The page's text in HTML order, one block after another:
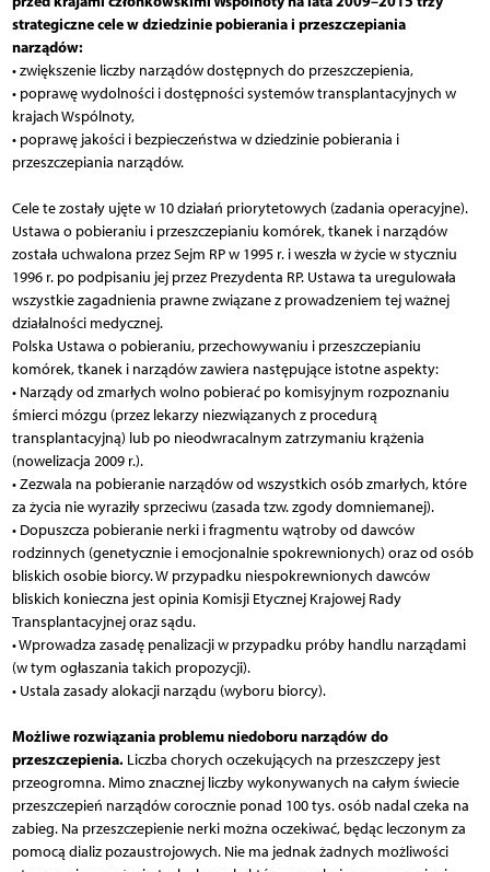
strategiczne cele w dziedzinie pobierania i przeszczepiania
narządów:
• zwiększenie liczby narządów dostępnych do przeszczepienia,
• poprawę wydolności i dostępności systemów transplantacyjnych w
krajach Wspólnoty,
• poprawę jakości i bezpieczeństwa w dziedzinie pobierania i
przeszczepiania narządów.
Cele te zostały ujęte w 10 działań priorytetowych (zadania operacyjne).
Ustawa o pobieraniu i przeszczepianiu komórek, tkanek i narządów
została uchwalona przez Sejm RP w 1995 r. i weszła w życie w styczniu
1996 r. po podpisaniu jej przez Prezydenta RP. Ustawa ta uregulowała
wszystkie zagadnienia prawne związane z prowadzeniem tej ważnej
działalności medycznej.
Polska Ustawa o pobieraniu, przechowywaniu i przeszczepianiu
komórek, tkanek i narządów zawiera następujące istotne aspekty:
• Narządy od zmarłych wolno pobierać po komisyjnym rozpoznaniu
śmierci mózgu (przez lekarzy niezwiązanych z procedurą
transplantacyjną) lub po nieodwracalnym zatrzymaniu krążenia
(nowelizacja 2009 r.).
• Zezwala na pobieranie narządów od wszystkich osób zmarłych, które
za życia nie wyraziły sprzeciwu (zasada tzw. zgody domniemanej).
• Dopuszcza pobieranie nerki i fragmentu wątroby od dawców
rodzinnych (genetycznie i emocjonalnie spokrewnionych) oraz od osób
bliskich osobie biorcy. W przypadku niespokrewnionych dawców
bliskich konieczna jest opinia Komisji Etycznej Krajowej Rady
Transplantacyjnej oraz sądu.
• Wprowadza zasadę penalizacji w przypadku próby handlu narządami
(w tym ogłaszania takich propozycji).
• Ustala zasady alokacji narządu (wyboru biorcy).
Możliwe rozwiązania problemu niedoboru narządów do
przeszczepienia. Liczba chorych oczekujących na przeszczepy jest
przeogromna. Mimo znacznej liczby wykonywanych na całym świecie
przeszczepień narządów corocznie ponad 100 tys. osób nadal czeka na
zabieg. Na przeszczepienie nerki można oczekiwać, będąc leczonym za
pomocą dializ pozaustrojowych. Nie ma jednak żadnych możliwości